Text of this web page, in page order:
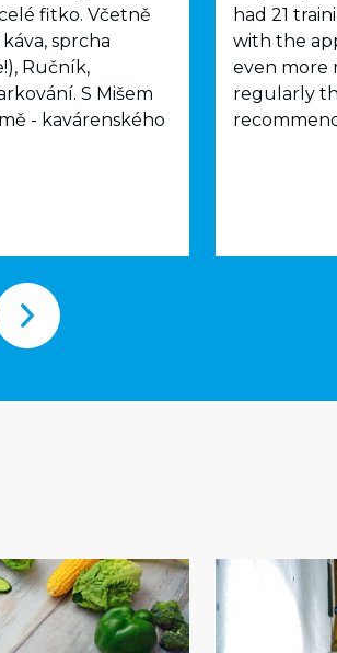
fitko. Včetně
sprcha
Ručník,
S Mišem
- kavárenského
had 21
with the
even more
regularly